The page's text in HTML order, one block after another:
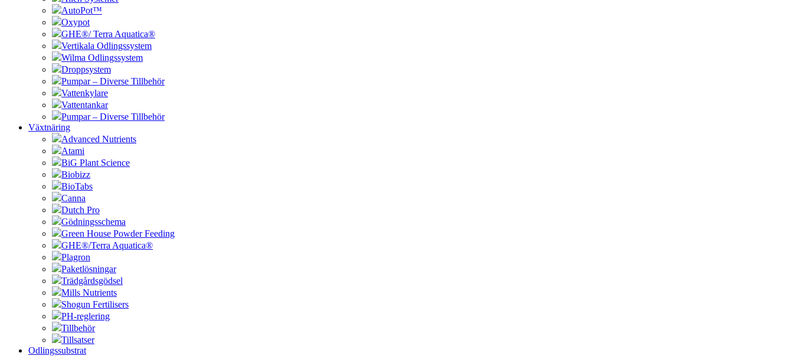
AutoPot™
Oxypot
GHE®/ Terra Aquatica®
Vertikala Odlingssystem
Wilma Odlingssystem
Droppsystem
Pumpar – Diverse Tillbehör
Vattenkylare
Vattentankar
Pumpar – Diverse Tillbehör
Växtnäring
Advanced Nutrients
Atami
BiG Plant Science
Biobizz
BioTabs
Canna
Dutch Pro
Gödningsschema
Green House Powder Feeding
GHE®/Terra Aquatica®
Plagron
Paketlösningar
Trädgårdsgödsel
Mills Nutrients
Shogun Fertilisers
PH-reglering
Tillbehör
Tillsatser
Odlingssubstrat